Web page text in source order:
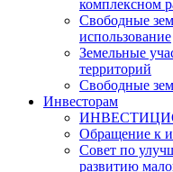
комплексном
Свободные
использование
Земельные
территорий
Свободные
Инвесторам
Обращение к
Совет по
развитию